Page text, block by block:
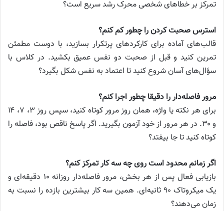
تمرکز بر خطاهای شخصی محرک رشد سریع است؟
استرس صحبت کردن را چطور کم کنم؟
قالب‌های آماده برای کارکردهای پرتکرار بسازید، با دوست مطمئن
تمرین کنید و قبل از صحبت دو نفس عمیق بکشید. در کلاس با
سؤال‌های آسان شروع کنید تا اعتماد به نفس شکل بگیرد؟
مرور فاصله‌دار را دقیقا چطور اجرا کنم؟
برای هر نکته یا واژه، همان روز مرور کوتاه کنید، سپس روز ۳، ۷، ۱۴
و ۳۰. در هر مرور از خود آزمون بگیرید. اگر پاسخ ناقص بود، فاصله را
کوتاه کنید تا جا بیفتد؟
اگر زمانم محدود است روی چه سه کار تمرکز کنم؟
بازیابی فعال پس از هر بخش، مرور فاصله‌دار روزانه ۱۰ دقیقه‌ای و
یک میکروتاک ۹۰ ثانیه‌ای. همین سه کار بیشترین بازده را نسبت به
زمان می‌دهند؟